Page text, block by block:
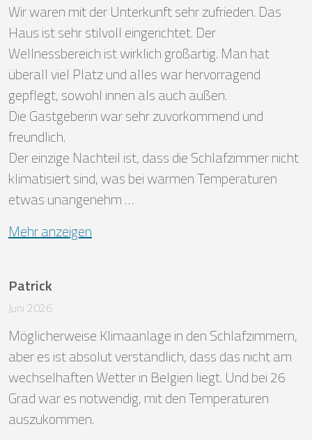
Wir waren mit der Unterkunft sehr zufrieden. Das
Haus ist sehr stilvoll eingerichtet. Der
Wellnessbereich ist wirklich großartig. Man hat
überall viel Platz und alles war hervorragend
gepflegt, sowohl innen als auch außen.
Die Gastgeberin war sehr zuvorkommend und
freundlich.
Der einzige Nachteil ist, dass die Schlafzimmer nicht
klimatisiert sind, was bei warmen Temperaturen
etwas unangenehm …
Mehr anzeigen
Patrick
Juni 2026
Möglicherweise Klimaanlage in den Schlafzimmern,
aber es ist absolut verständlich, dass das nicht am
wechselhaften Wetter in Belgien liegt. Und bei 26
Grad war es notwendig, mit den Temperaturen
auszukommen.